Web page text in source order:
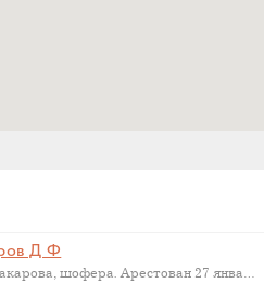
Д Ф
Последний адрес Дмитрия Федоровича Макарова, шофера. Арестован 27 января 1937...